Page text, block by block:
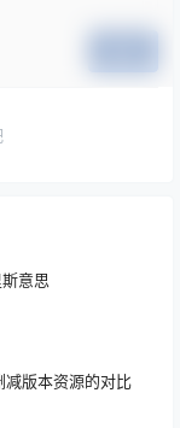
意思
减版本资源的对比